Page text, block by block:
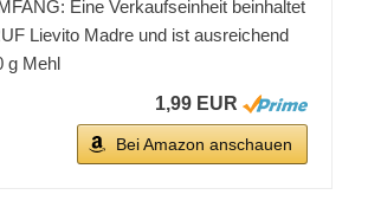
Eine Verkaufseinheit beinhaltet
Lievito Madre und ist ausreichend
g Mehl
1,99 EUR
Bei Amazon anschauen